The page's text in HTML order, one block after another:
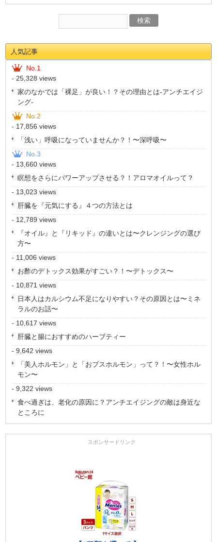
人気記事
No.1
- 25,328 views
家のなかでは「裸足」が良い！？その理由とは-アンチエイジ
ング-
No.2
- 17,856 views
「浅い」呼吸になっていませんか？！〜深呼吸〜
No.3
- 13,660 views
瞑想をさらにパワーアップさせる？！アロマオイルって？
- 13,023 views
肝臓を『元気にする』４つの方法とは
- 12,789 views
『オイル』と『リキッド』の違いとは〜クレンジングの選び
方〜
- 11,006 views
お酢のデトックス効果がすごい？！〜デトックス〜
- 10,871 views
日本人はカルシウム不足になりやすい？その原因とは〜ミネ
ラルのお話〜
- 10,617 views
肝臓と腸におすすめのハーブティー
- 9,642 views
「美人ホルモン」と「おブスホルモン」って？！〜女性ホル
モン〜
- 9,322 views
食べ過ぎは、老化の原因に？アンチエイジングの敵は身近な
ところに
スポンサードリンク